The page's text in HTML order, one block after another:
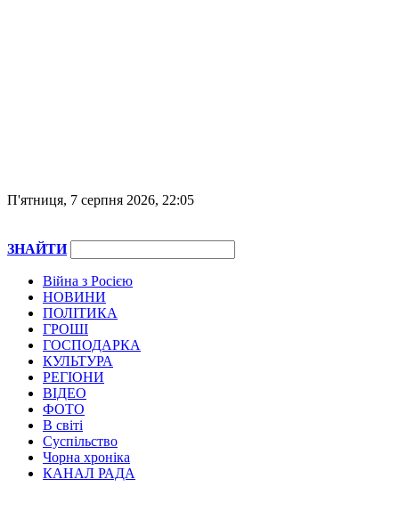
П'ятниця, 7 серпня 2026, 22:05
ЗНАЙТИ
Війна з Росією
НОВИНИ
ПОЛІТИКА
ГРОШІ
ГОСПОДАРКА
КУЛЬТУРА
РЕГІОНИ
ВІДЕО
ФОТО
В світі
Суспільство
Чорна хроніка
КАНАЛ РАДА